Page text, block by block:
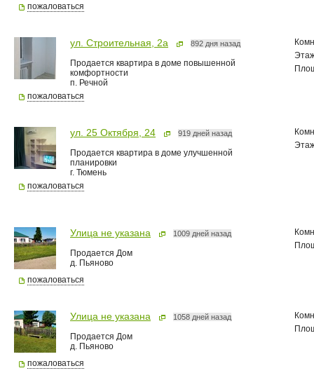
пожаловаться
ул. Строительная, 2а 892 дня назад
Продается квартира в доме повышенной
комфортности
п. Речной
пожаловаться
ул. 25 Октября, 24 919 дней назад
Продается квартира в доме улучшенной
планировки
г. Тюмень
пожаловаться
Улица не указана 1009 дней назад
Продается Дом
д. Пьяново
пожаловаться
Улица не указана 1058 дней назад
Продается Дом
д. Пьяново
пожаловаться